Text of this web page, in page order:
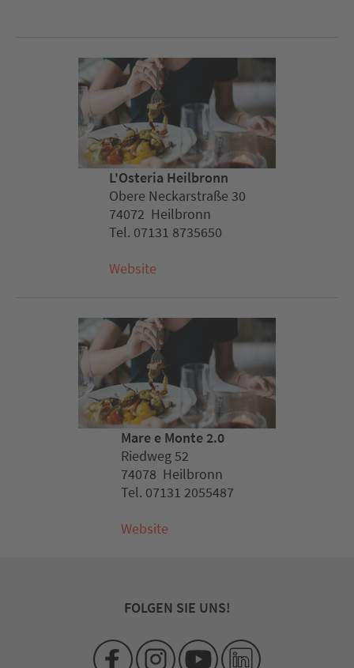
L'Osteria Heilbronn
Obere Neckarstraße 30
74072 Heilbronn
Tel. 07131 8735650
Website
Mare e Monte 2.0
Riedweg 52
74078 Heilbronn
Tel. 07131 2055487
Website
FOLGEN SIE UNS!